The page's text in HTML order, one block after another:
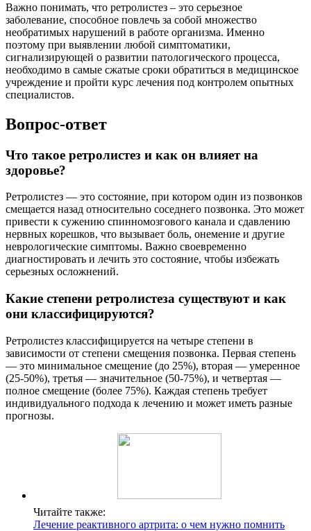
Важно понимать, что ретролистез – это серьезное
заболевание, способное повлечь за собой множество
необратимых нарушений в работе организма. Именно
поэтому при выявлении любой симптоматики,
сигнализирующей о развитии патологического процесса,
необходимо в самые сжатые сроки обратиться в медицинское
учреждение и пройти курс лечения под контролем опытных
специалистов.
Вопрос-ответ
Что такое ретролистез и как он влияет на
здоровье?
Ретролистез — это состояние, при котором один из позвонков
смещается назад относительно соседнего позвонка. Это может
привести к сужению спинномозгового канала и сдавлению
нервных корешков, что вызывает боль, онемение и другие
неврологические симптомы. Важно своевременно
диагностировать и лечить это состояние, чтобы избежать
серьезных осложнений.
Какие степени ретролистеза существуют и как
они классифицируются?
Ретролистез классифицируется на четыре степени в
зависимости от степени смещения позвонка. Первая степень
— это минимальное смещение (до 25%), вторая — умеренное
(25-50%), третья — значительное (50-75%), и четвертая —
полное смещение (более 75%). Каждая степень требует
индивидуального подхода к лечению и может иметь разные
прогнозы.
Читайте также:
Лечение реактивного артрита: о чем нужно помнить